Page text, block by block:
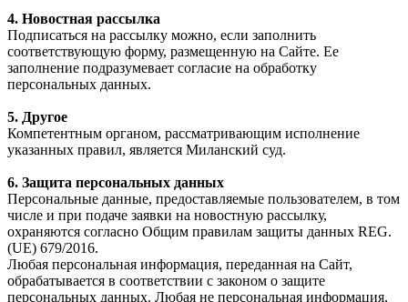
4. Новостная рассылка
Подписаться на рассылку можно, если заполнить
соответствующую форму, размещенную на Сайте. Ее
заполнение подразумевает согласие на обработку
персональных данных.
5. Другое
Компетентным органом, рассматривающим исполнение
указанных правил, является Миланский суд.
6. Защита персональных данных
Персональные данные, предоставляемые пользователем, в том
числе и при подаче заявки на новостную рассылку,
охраняются согласно Общим правилам защиты данных REG.
(UE) 679/2016.
Любая персональная информация, переданная на Сайт,
обрабатывается в соответствии с законом о защите
персональных данных. Любая не персональная информация,